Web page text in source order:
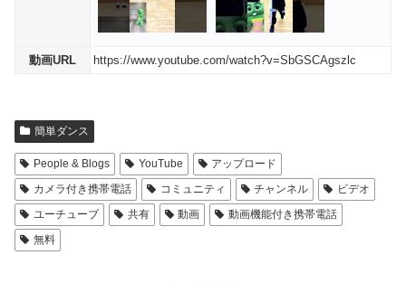
動画URL https://www.youtube.com/watch?v=SbGSCAgszlc
簡単ダンス
People & Blogs YouTube
アップロード
カメラ付き携帯電話
コミュニティ チャンネル
ビデオ
ユーチューブ
共有 動画
動画機能付き携帯電話
無料